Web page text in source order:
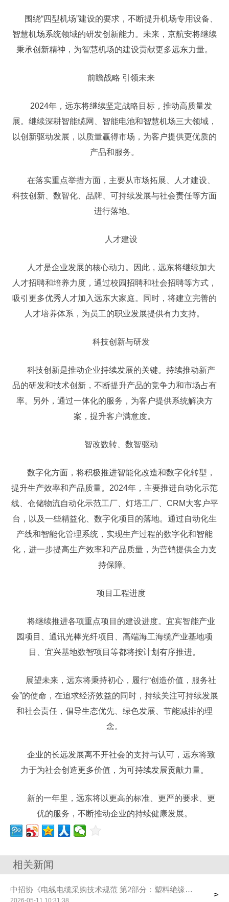
围绕“四型机场”建设的要求，不断提升机场专用设备、
智慧机场系统领域的研发创新能力。未来，京航安将继续
秉承创新精神，为智慧机场的建设贡献更多远东力量。
前瞻战略 引领未来
2024年，远东将继续坚定战略目标，推动高质量发
展。继续深耕智能缆网、智能电池和智慧机场三大领域，
以创新驱动发展，以质量赢得市场，为客户提供更优质的
产品和服务。
在落实重点举措方面，主要从市场拓展、人才建设、
科技创新、数智化、品牌、可持续发展与社会责任等方面
进行落地。
人才建设
人才是企业发展的核心动力。因此，远东将继续加大
人才招聘和培养力度，通过校园招聘和社会招聘等方式，
吸引更多优秀人才加入远东大家庭。同时，将建立完善的
人才培养体系，为员工的职业发展提供有力支持。
科技创新与研发
科技创新是推动企业持续发展的关键。持续推动新产
品的研发和技术创新，不断提升产品的竞争力和市场占有
率。另外，通过一体化的服务，为客户提供系统解决方
案，提升客户满意度。
智改数转、数智驱动
数字化方面，将积极推进智能化改造和数字化转型，
提升生产效率和产品质量。2024年，主要推进自动化示范
线、仓储物流自动化示范工厂、灯塔工厂、CRM大客户平
台，以及一些精益化、数字化项目的落地。通过自动化生
产线和智能化管理系统，实现生产过程的数字化和智能
化，进一步提高生产效率和产品质量，为营销提供全力支
持保障。
项目工程进度
将继续推进各项重点项目的建设进度。宜宾智能产业
园项目、通讯光棒光纤项目、高端海工海缆产业基地项
目、宜兴基地数智项目等都将按计划有序推进。
展望未来，远东将秉持初心，履行“创造价值，服务社
会”的使命，在追求经济效益的同时，持续关注可持续发展
和社会责任，倡导生态优先、绿色发展、节能减排的理
念。
企业的长远发展离不开社会的支持与认可，远东将致
力于为社会创造更多价值，为可持续发展贡献力量。
新的一年里，远东将以更高的标准、更严的要求、更
优的服务，不断推动企业的持续健康发展。
相关新闻
中招协《电线电缆采购技术规范 第2部分：塑料绝缘控制电缆》
2026-05-11 10:31:38
>